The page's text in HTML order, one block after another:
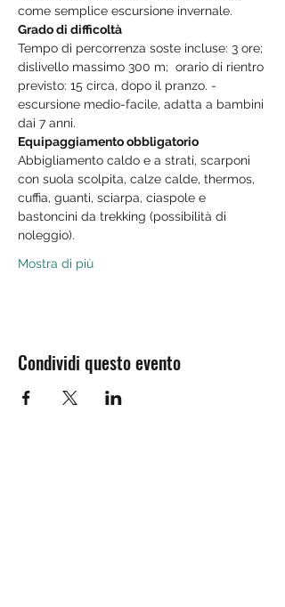
come semplice escursione invernale.
Grado di difficoltà
Tempo di percorrenza soste incluse: 3 ore;
dislivello massimo 300 m;  orario di rientro
previsto: 15 circa, dopo il pranzo. -
escursione medio-facile, adatta a bambini
dai 7 anni.
Equipaggiamento obbligatorio
Abbigliamento caldo e a strati, scarponi
con suola scolpita, calze calde, thermos,
cuffia, guanti, sciarpa, ciaspole e
bastoncini da trekking (possibilità di
noleggio).
Mostra di più
Condividi questo evento